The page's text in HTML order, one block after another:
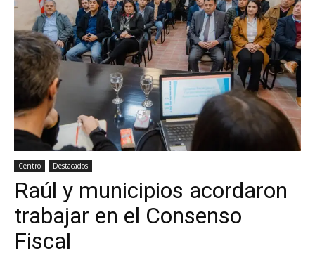
Centro Destacados
Raúl y municipios acordaron
trabajar en el Consenso
Fiscal